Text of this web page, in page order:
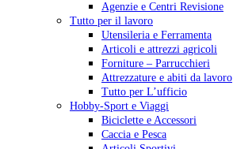
Agenzie e Centri Revisione
Tutto per il lavoro
Utensileria e Ferramenta
Articoli e attrezzi agricoli
Forniture – Parrucchieri
Attrezzature e abiti da lavoro
Tutto per L’ufficio
Hobby-Sport e Viaggi
Biciclette e Accessori
Caccia e Pesca